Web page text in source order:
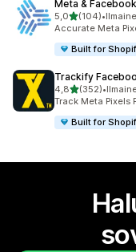
Meta &
5,0/ 5 tähteä
(104)
104 arvostelua
•
Accurate Meta
Built for
Trackify
4,8/ 5 tähteä
(352)
352 arvostelua
•
Track Meta Pixels
Built for